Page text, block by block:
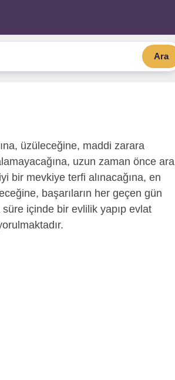
Ara
üzüleceğine, maddi zarara
uzun zaman önce ara
bir mevkiye terfi alınacağına, en
başarıların her geçen gün
içinde bir evlilik yapıp evlat